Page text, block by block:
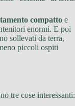
compatto e
enormi. E poi
sollevati da terra,
piccoli ospiti
tre cose interessanti: